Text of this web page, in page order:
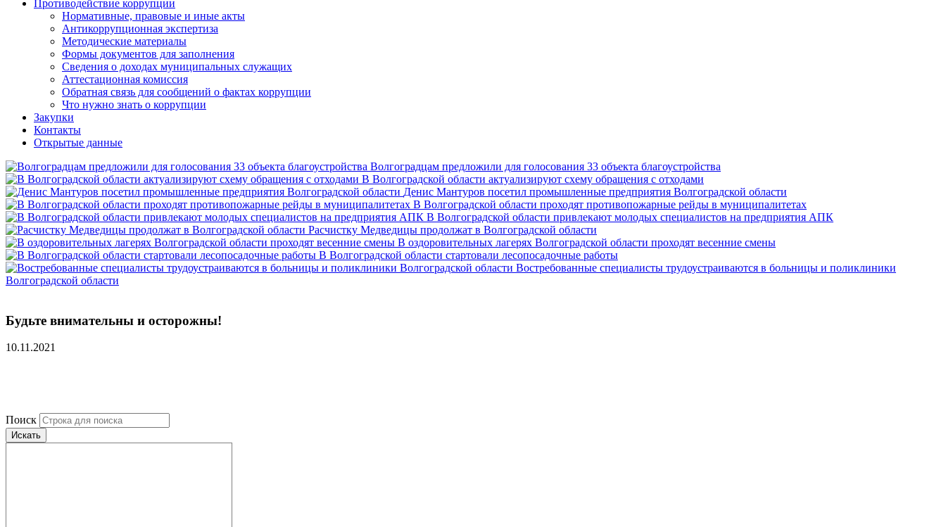
Противодействие коррупции
Нормативные, правовые и иные акты
Антикоррупционная экспертиза
Методические материалы
Формы документов для заполнения
Сведения о доходах муниципальных служащих
Аттестационная комиссия
Обратная связь для сообщений о фактах коррупции
Что нужно знать о коррупции
Закупки
Контакты
Открытые данные
Волгоградцам предложили для голосования 33 объекта благоустройства
В Волгоградской области актуализируют схему обращения с отходами
Денис Мантуров посетил промышленные предприятия Волгоградской области
В Волгоградской области проходят противопожарные рейды в муниципалитетах
В Волгоградской области привлекают молодых специалистов на предприятия АПК
Расчистку Медведицы продолжат в Волгоградской области
В оздоровительных лагерях Волгоградской области проходят весенние смены
В Волгоградской области стартовали лесопосадочные работы
Востребованные специалисты трудоустраиваются в больницы и поликлиники
Волгоградской области
Будьте внимательны и осторожны!
10.11.2021
Поиск
Искать